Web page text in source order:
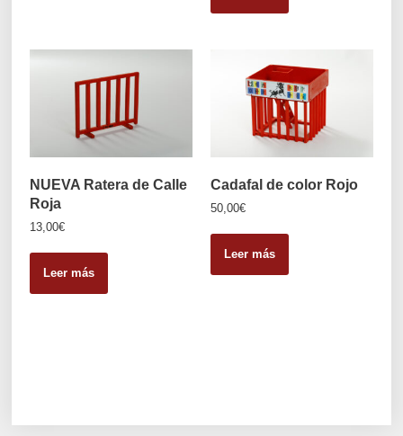
NUEVA Ratera de Calle
Roja
13,00€
Leer más
Cadafal de color Rojo
50,00€
Leer más